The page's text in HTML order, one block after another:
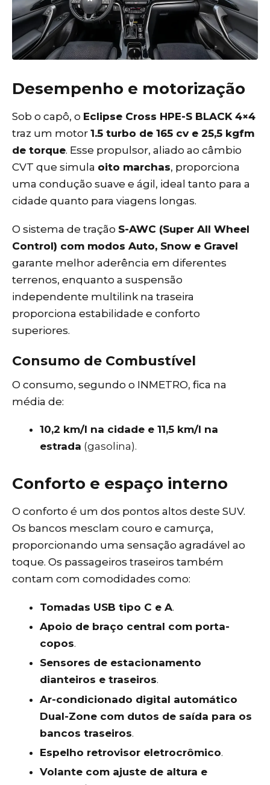
Desempenho e motorização
Sob o capô, o Eclipse Cross HPE-S BLACK 4×4
traz um motor 1.5 turbo de 165 cv e 25,5 kgfm
de torque. Esse propulsor, aliado ao câmbio
CVT que simula oito marchas, proporciona
uma condução suave e ágil, ideal tanto para a
cidade quanto para viagens longas.
O sistema de tração S-AWC (Super All Wheel
Control) com modos Auto, Snow e Gravel
garante melhor aderência em diferentes
terrenos, enquanto a suspensão
independente multilink na traseira
proporciona estabilidade e conforto
superiores.
Consumo de Combustível
O consumo, segundo o INMETRO, fica na
média de:
10,2 km/l na cidade e 11,5 km/l na
estrada (gasolina).
Conforto e espaço interno
O conforto é um dos pontos altos deste SUV.
Os bancos mesclam couro e camurça,
proporcionando uma sensação agradável ao
toque. Os passageiros traseiros também
contam com comodidades como:
Tomadas USB tipo C e A.
Apoio de braço central com porta-
copos.
Sensores de estacionamento
dianteiros e traseiros.
Ar-condicionado digital automático
Dual-Zone com dutos de saída para os
bancos traseiros.
Espelho retrovisor eletrocrômico.
Volante com ajuste de altura e